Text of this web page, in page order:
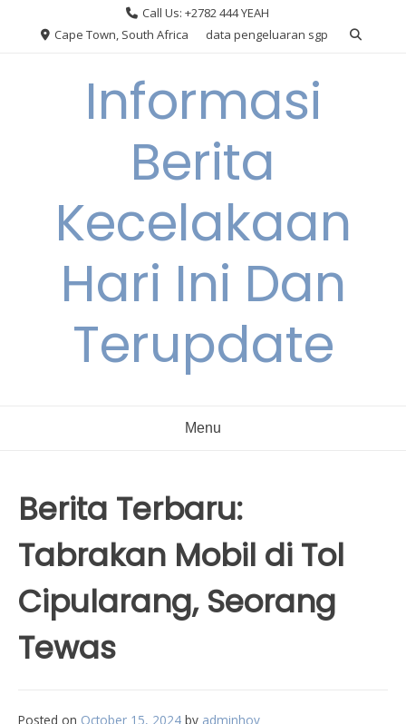
Call Us: +2782 444 YEAH
Cape Town, South Africa
data pengeluaran sgp
Informasi
Berita
Kecelakaan
Hari Ini Dan
Terupdate
Menu
Berita Terbaru:
Tabrakan Mobil di Tol
Cipularang, Seorang
Tewas
Posted on October 15, 2024 by adminhov